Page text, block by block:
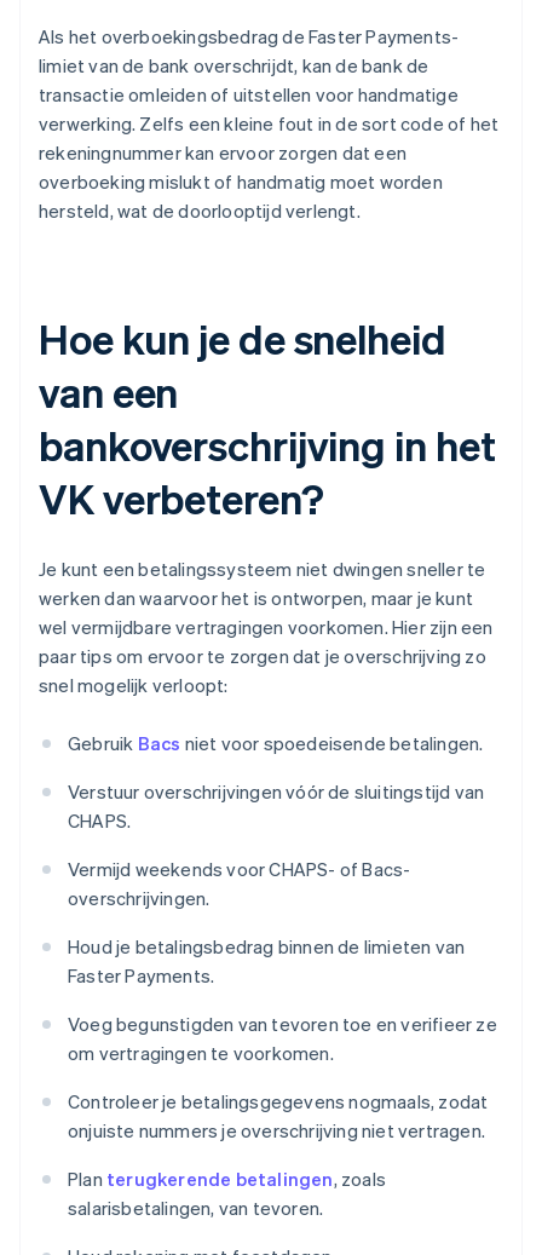
Als het overboekingsbedrag de Faster Payments-
limiet van de bank overschrijdt, kan de bank de
transactie omleiden of uitstellen voor handmatige
verwerking. Zelfs een kleine fout in de sort code of het
rekeningnummer kan ervoor zorgen dat een
overboeking mislukt of handmatig moet worden
hersteld, wat de doorlooptijd verlengt.
Hoe kun je de snelheid
van een
bankoverschrijving in het
VK verbeteren?
Je kunt een betalingssysteem niet dwingen sneller te
werken dan waarvoor het is ontworpen, maar je kunt
wel vermijdbare vertragingen voorkomen. Hier zijn een
paar tips om ervoor te zorgen dat je overschrijving zo
snel mogelijk verloopt:
Gebruik Bacs niet voor spoedeisende betalingen.
Verstuur overschrijvingen vóór de sluitingstijd van
CHAPS.
Vermijd weekends voor CHAPS- of Bacs-
overschrijvingen.
Houd je betalingsbedrag binnen de limieten van
Faster Payments.
Voeg begunstigden van tevoren toe en verifieer ze
om vertragingen te voorkomen.
Controleer je betalingsgegevens nogmaals, zodat
onjuiste nummers je overschrijving niet vertragen.
Plan terugkerende betalingen, zoals
salarisbetalingen, van tevoren.